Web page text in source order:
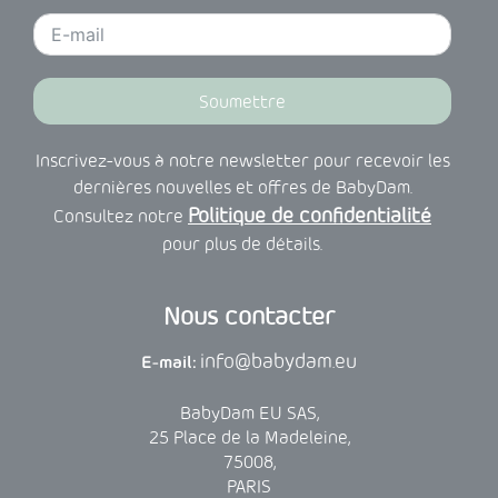
Soumettre
Inscrivez-vous à notre newsletter pour recevoir les
dernières nouvelles et offres de BabyDam.
Consultez notre Politique de confidentialité
pour plus de détails.
Nous contacter
E-mail: info@babydam.eu
BabyDam EU SAS,
25 Place de la Madeleine,
75008,
PARIS